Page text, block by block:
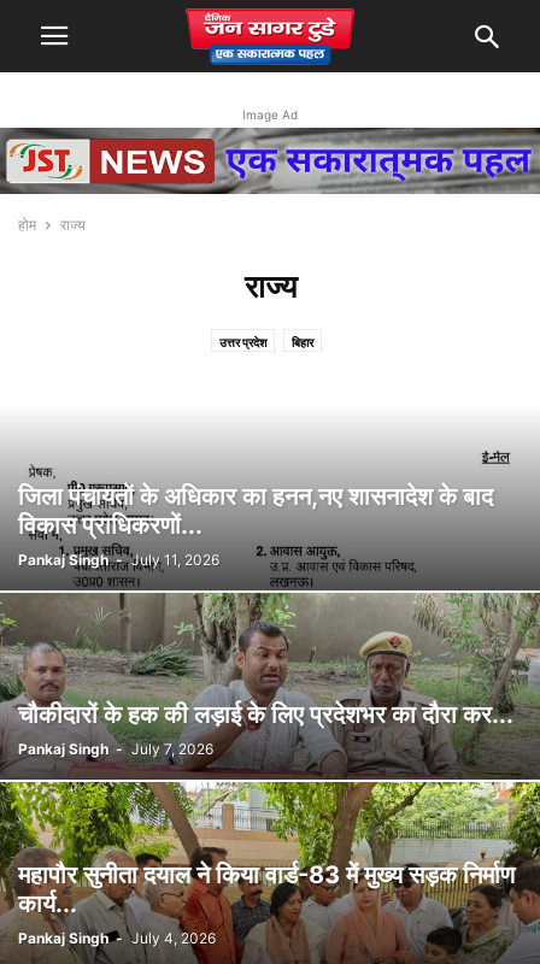
Image Ad
होम राज्य
राज्य
उत्तर प्रदेश बिहार
जिला पंचायतों के अधिकार का हनन,नए शासनादेश के बाद
विकास प्राधिकरणों...
Pankaj Singh - July 11, 2026
चौकीदारों के हक की लड़ाई के लिए प्रदेशभर का दौरा कर...
Pankaj Singh - July 7, 2026
महापौर सुनीता दयाल ने किया वार्ड-83 में मुख्य सड़क निर्माण
कार्य...
Pankaj Singh - July 4, 2026